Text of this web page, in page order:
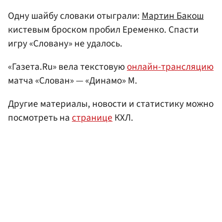
Одну шайбу словаки отыграли:Мартин Бакош
кистевым броском пробил Еременко. Спасти
игру «Словану» не удалось.
«Газета.Ru» вела текстовуюонлайн-трансляцию
матча «Слован» — «Динамо» М.
Другие материалы, новости и статистику можно
посмотреть настраницеКХЛ.